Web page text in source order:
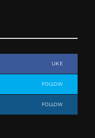
LIKE
FOLLOW
FOLLOW